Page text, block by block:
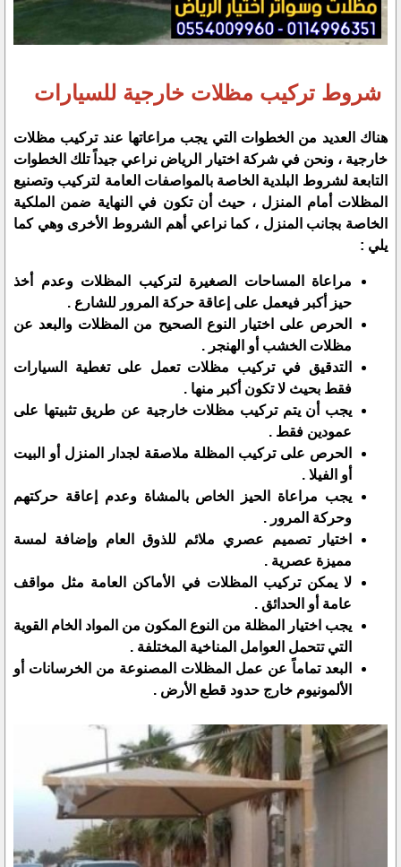
شروط تركيب مظلات خارجية للسيارات
هناك العديد من الخطوات التي يجب مراعاتها عند تركيب مظلات
خارجية ، ونحن في شركة اختيار الرياض نراعي جيداً تلك الخطوات
التابعة لشروط البلدية الخاصة بالمواصفات العامة لتركيب وتصنيع
المظلات أمام المنزل ، حيث أن تكون في النهاية ضمن الملكية
الخاصة بجانب المنزل ، كما نراعي أهم الشروط الأخرى وهي كما
يلي :
مراعاة المساحات الصغيرة لتركيب المظلات وعدم أخذ
حيز أكبر فيعمل على إعاقة حركة المرور للشارع .
الحرص على اختيار النوع الصحيح من المظلات والبعد عن
مظلات الخشب أو الهنجر .
التدقيق في تركيب مظلات تعمل على تغطية السيارات
فقط بحيث لا تكون أكبر منها .
يجب أن يتم تركيب مظلات خارجية عن طريق تثبيتها على
عمودين فقط .
الحرص على تركيب المظلة ملاصقة لجدار المنزل أو البيت
أو الفيلا .
يجب مراعاة الحيز الخاص بالمشاة وعدم إعاقة حركتهم
وحركة المرور .
اختيار تصميم عصري ملائم للذوق العام وإضافة لمسة
مميزة عصرية .
لا يمكن تركيب المظلات في الأماكن العامة مثل مواقف
عامة أو الحدائق .
يجب اختيار المظلة من النوع المكون من المواد الخام القوية
التي تتحمل العوامل المناخية المختلفة .
البعد تماماً عن عمل المظلات المصنوعة من الخرسانات أو
الألمونيوم خارج حدود قطع الأرض .